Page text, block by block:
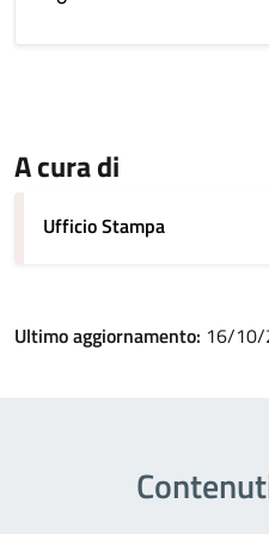
A cura di
Ufficio Stampa
Ultimo aggiornamento: 16/10/